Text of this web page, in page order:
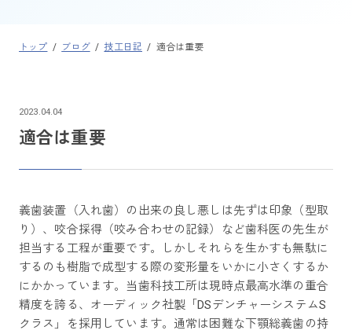
トップ / ブログ/ 技工日記 / 適合は重要
2023.04.04
適合は重要
義歯装置（入れ歯）の出来の良し悪しは先ずは印象（型取
り）、咬合採得（咬み合わせの記録）など歯科医の先生が
担当する工程が重要です。しかしそれらを生かすも無駄に
するのも樹脂で成型する際の変形量をいかに小さくするか
にかかっています。当歯科技工所は現時点最高水準の重合
精度を誇る、オーディック社製「DSデンチャーシステムS
クラス」を採用しています。通常は困難な下顎総義歯の持